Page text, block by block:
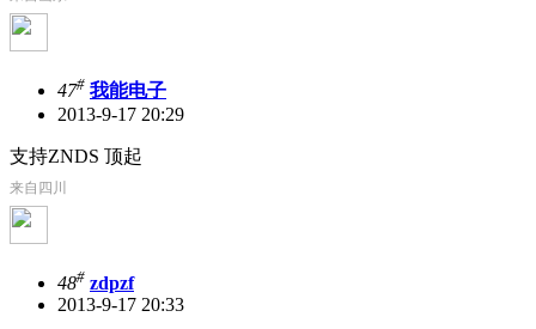
47# 我能电子
2013-9-17 20:29
支持ZNDS 顶起
来自四川
48# zdpzf
2013-9-17 20:33